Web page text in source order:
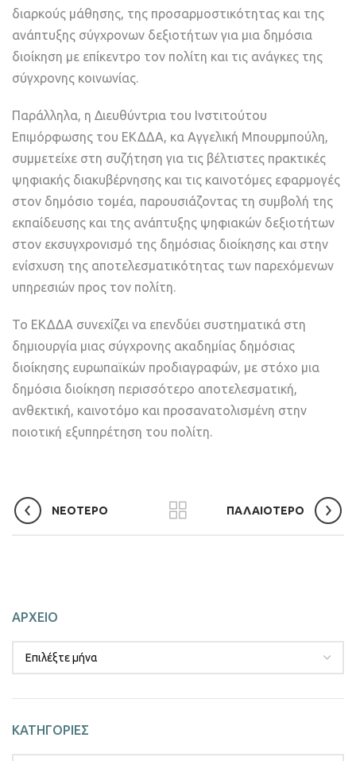
διαρκούς μάθησης, της προσαρμοστικότητας και της
ανάπτυξης σύγχρονων δεξιοτήτων για μια δημόσια
διοίκηση με επίκεντρο τον πολίτη και τις ανάγκες της
σύγχρονης κοινωνίας.
Παράλληλα, η Διευθύντρια του Ινστιτούτου
Επιμόρφωσης του ΕΚΔΔΑ, κα Αγγελική Μπουρμπούλη,
συμμετείχε στη συζήτηση για τις βέλτιστες πρακτικές
ψηφιακής διακυβέρνησης και τις καινοτόμες εφαρμογές
στον δημόσιο τομέα, παρουσιάζοντας τη συμβολή της
εκπαίδευσης και της ανάπτυξης ψηφιακών δεξιοτήτων
στον εκσυγχρονισμό της δημόσιας διοίκησης και στην
ενίσχυση της αποτελεσματικότητας των παρεχόμενων
υπηρεσιών προς τον πολίτη.
Το ΕΚΔΔΑ συνεχίζει να επενδύει συστηματικά στη
δημιουργία μιας σύγχρονης ακαδημίας δημόσιας
διοίκησης ευρωπαϊκών προδιαγραφών, με στόχο μια
δημόσια διοίκηση περισσότερο αποτελεσματική,
ανθεκτική, καινοτόμο και προσανατολισμένη στην
ποιοτική εξυπηρέτηση του πολίτη.
ΝΕΟΤΕΡΟ ΠΑΛΑΙΟΤΕΡΟ
ΑΡΧΕΙΟ
ΚΑΤΗΓΟΡΙΕΣ